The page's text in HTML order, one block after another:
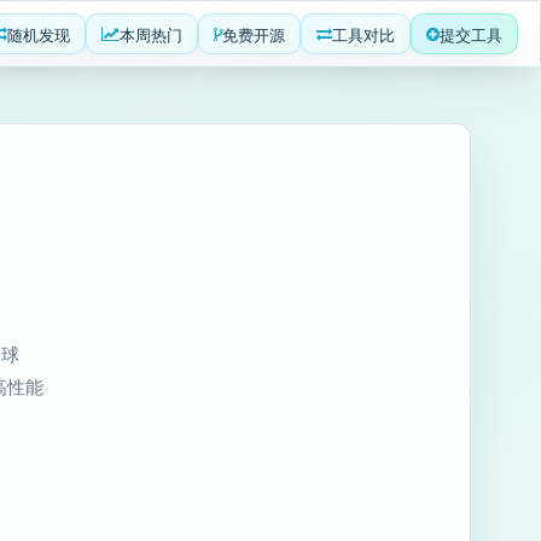
随机发现 本周热门 免费开源 工具对比 提交工具
性能